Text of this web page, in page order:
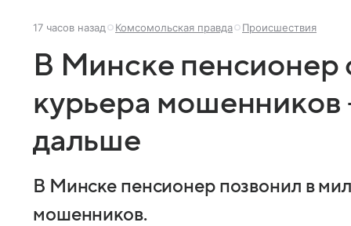
17 часов назад Комсомольская правда Происшествия
В Минске пенсионер
курьера мошенников
дальше
В Минске пенсионер позвонил в
мошенников.